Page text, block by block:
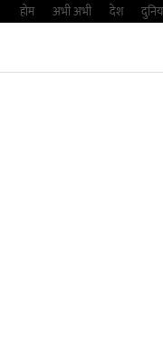
Skipहोम अभी अभी देश